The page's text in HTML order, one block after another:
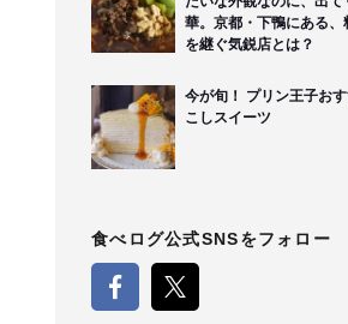
華。京都・下鴨にある
を継ぐ気鋭店とは？
今が旬！ プリン王子お
こしスイーツ
食べログ公式SNSをフォロー